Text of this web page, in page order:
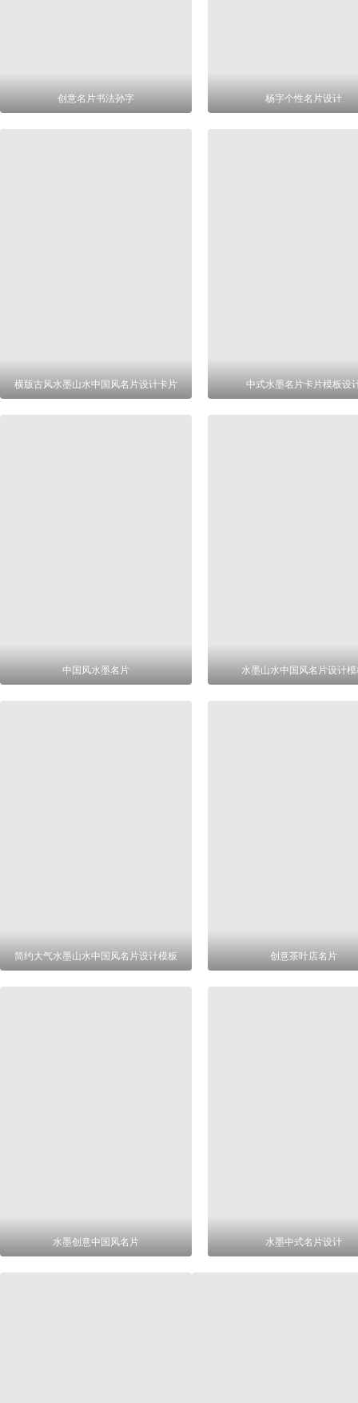
创意名片书法孙字 杨字个性名片设计
横版古风水墨山水中国风名片设计卡片 中式水墨名片卡片模板设
中国风水墨名片 水墨山水中国风名片设计
简约大气水墨山水中国风名片设计模板 创意茶叶店名片
水墨创意中国风名片 水墨中式名片设计